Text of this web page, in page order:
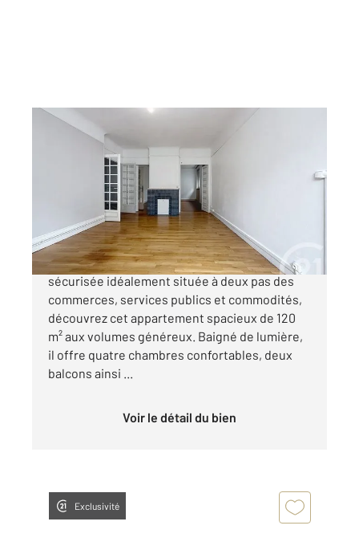
GUERET 23
, 5 pièces
Appartement F6 à vendre
117 500 €
Au cœur de Guéret, dans une résidence
sécurisée idéalement située à deux pas des
commerces, services publics et commodités,
découvrez cet appartement spacieux de 120
m² aux volumes généreux. Baigné de lumière,
il offre quatre chambres confortables, deux
balcons ainsi ...
Voir le détail du bien
Exclusivité